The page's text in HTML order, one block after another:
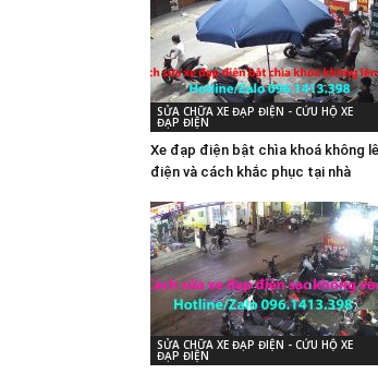
SỬA CHỮA XE ĐẠP ĐIỆN - CỨU HỘ XE
ĐẠP ĐIỆN
Xe đạp điện bật chìa khoá không
điện và cách khắc phục tại nhà
SỬA CHỮA XE ĐẠP ĐIỆN - CỨU HỘ XE
ĐẠP ĐIỆN